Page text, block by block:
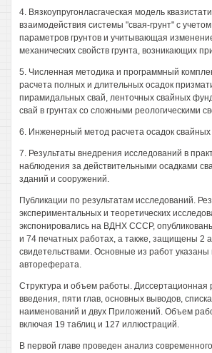
4. Вязкоупругонласгаческая модель
взаимодействия системы "свая-грунт" с
параметров грунтов и учитывающая
механических свойств грунта, возникающих
5. Численная методика и программный
расчета полных и длительных осадок
пирамидальных свай, ленточных свайных
свай в грунтах со сложными реологическими
6. Инженерный метод расчета осадок
7. Результаты внедрения исследований в
наблюдения за действительными осадками
зданий и сооружений.
Публикации по результатам исследований.
экспериментальных и теоретических
экспонировались на ВДНХ СССР,
и 74 печатных работах, а также, защищены 2
свидетельствами. Основные из работ указаны
автореферата.
Структура и объем работы. Диссертационная
введения, пяти глав, основных выводов,
наименований и двух Приложений. Объем
включая 19 таблиц и 127 иллюстраций.
В первой главе проведен анализ